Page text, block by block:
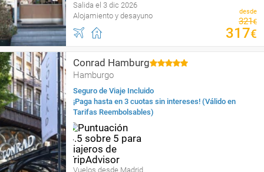
Salida el 3 dic 2026
Alojamiento y desayuno
desde
321€
317€
Conrad Hamburg
Hamburgo
Seguro de Viaje Incluido
¡Paga hasta en 3 cuotas sin intereses! (Válido en
Tarifas Reembolsables)
Vuelos desde Madrid